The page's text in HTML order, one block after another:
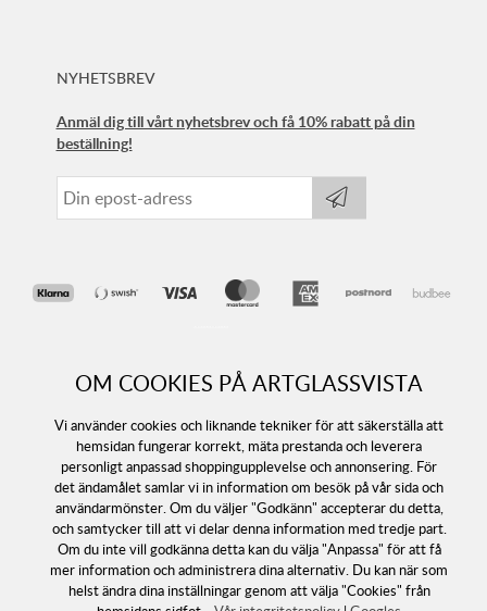
OM COOKIES PÅ ARTGLASSVISTA
Vi använder cookies och liknande tekniker för att säkerställa att
hemsidan fungerar korrekt, mäta prestanda och leverera
personligt anpassad shoppingupplevelse och annonsering. För
det ändamålet samlar vi in information om besök på vår sida och
användarmönster. Om du väljer "Godkänn" accepterar du detta,
och samtycker till att vi delar denna information med tredje part.
Om du inte vill godkänna detta kan du välja "Anpassa" för att få
mer information och administrera dina alternativ. Du kan när som
helst ändra dina inställningar genom att välja "Cookies" från
NYHETSBREV
Anmäl dig till vårt nyhetsbrev och få 10% rabatt på din
beställning!
Följ oss